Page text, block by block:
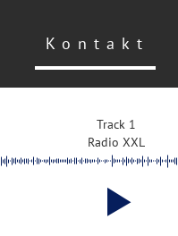
Kontakt
Track 1
Radio XXL